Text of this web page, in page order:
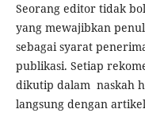
Seorang editor tidak
yang mewajibkan
sebagai syarat
publikasi. Setiap
dikutip dalam naskah
langsung dengan